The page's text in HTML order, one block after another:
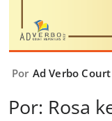
Por Ad Verbo
Por: Rosa